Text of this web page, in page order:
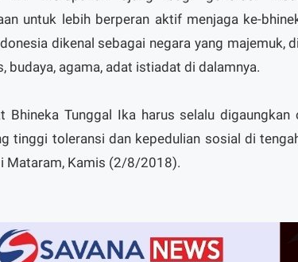
untuk lebih berperan aktif menjaga ke-
dikenal sebagai negara yang majemuk,
budaya, agama, adat istiadat di dalamnya.
Bhineka Tunggal Ika harus selalu
tinggi toleransi dan kepedulian sosial di
Mataram, Kamis (2/8/2018).